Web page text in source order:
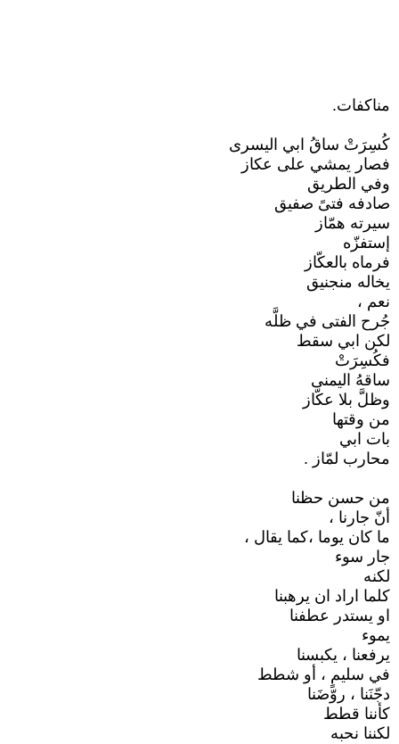
مناكفات.
كُسِرَتْ ساقُ ابي اليسرى
فصار يمشي على عكاز
وفي الطريق
صادفه فتىً صفيق
سيرته همّاز
إستفزّه
فرماه بالعكّاز
يخاله منجنيق
نعم ،
جُرح الفتى في ظلَّه
لكن ابي سقط
فكُسِرَتْ
ساقهُ اليمنى
وظلَّ بلا عكّاز
من وقتها
بات ابي
محارب لمّاز .
من حسن حظنا
أنّ جارنا ،
ما كان يوما ،كما يقال ،
جار سوء
لكنه
كلما اراد ان يرهبنا
او يستدر عطفنا
يموء
يرفعنا ، يكبسنا
في سليمٍ ، أو شطط
دجّنَنا ، روّضَنا
كأننا قطط
لكننا نحبه